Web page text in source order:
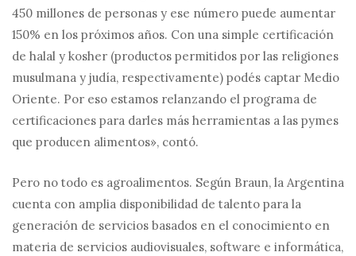
450 millones de personas y ese número puede aumentar
150% en los próximos años. Con una simple certificación
de halal y kosher (productos permitidos por las religiones
musulmana y judía, respectivamente) podés captar Medio
Oriente. Por eso estamos relanzando el programa de
certificaciones para darles más herramientas a las pymes
que producen alimentos», contó.
Pero no todo es agroalimentos. Según Braun, la Argentina
cuenta con amplia disponibilidad de talento para la
generación de servicios basados en el conocimiento en
materia de servicios audiovisuales, software e informática,